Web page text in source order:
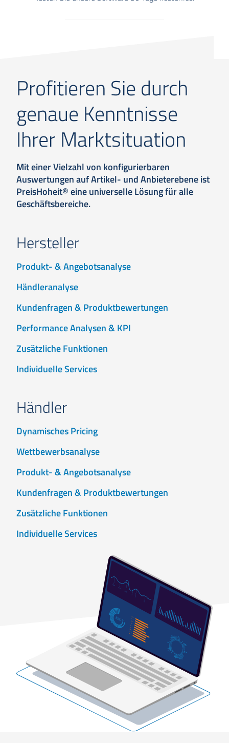
Profitieren Sie durch
genaue Kenntnisse
Ihrer Marktsituation
Mit einer Vielzahl von konfigurierbaren
Auswertungen auf Artikel- und Anbieterebene ist
PreisHoheit® eine universelle Lösung für alle
Geschäftsbereiche.
Hersteller
Produkt- & Angebotsanalyse
Händleranalyse
Kundenfragen & Produktbewertungen
Performance Analysen & KPI
Zusätzliche Funktionen
Individuelle Services
Händler
Dynamisches Pricing
Wettbewerbsanalyse
Produkt- & Angebotsanalyse
Kundenfragen & Produktbewertungen
Zusätzliche Funktionen
Individuelle Services